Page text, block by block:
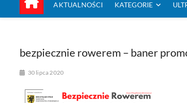
AKTUALNOŚCI KATEGORIE
bezpiecznie rowerem – baner
30 lipca 2020